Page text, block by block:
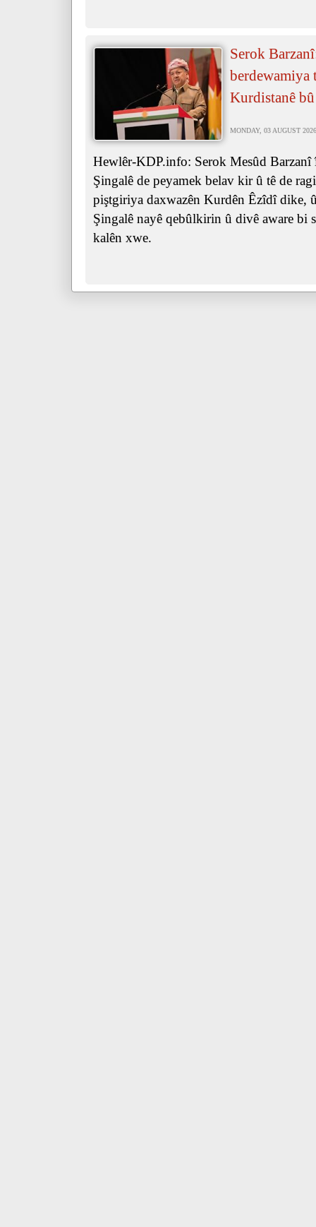
Serok
berdewamiya
Kurdistanê bû
MONDAY, 03 AUGUST
Hewlêr-KDP.info: Serok Mesûd Barzanî
Şingalê de peyamek belav kir û tê de
piştgiriya daxwazên Kurdên Êzîdî dike,
Şingalê nayê qebûlkirin û divê aware bi
kalên xwe.